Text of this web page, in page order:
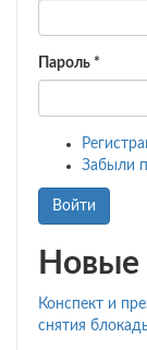
Пароль *
Забыли
Войти
Новые
Конспект и
снятия